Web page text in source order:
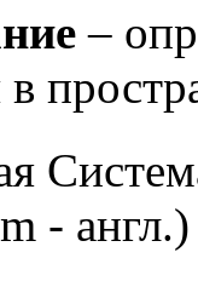
–
- англ.)